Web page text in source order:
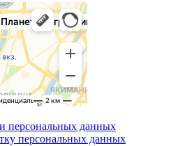
персональных данных
персональных данных